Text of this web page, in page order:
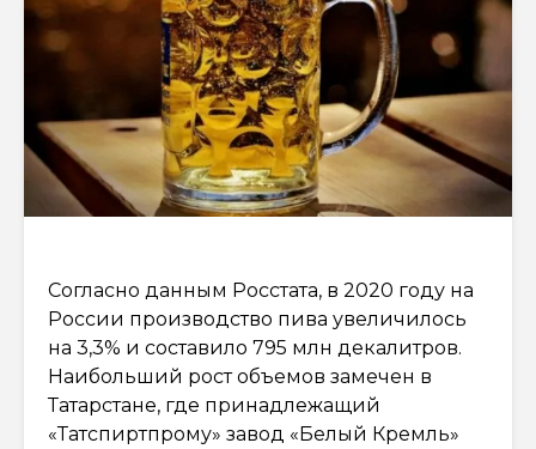
Согласно данным Росстата, в 2020 году на
России производство пива увеличилось
на 3,3% и составило 795 млн декалитров.
Наибольший рост объемов замечен в
Татарстане, где принадлежащий
«Татспиртпрому» завод «Белый Кремль»